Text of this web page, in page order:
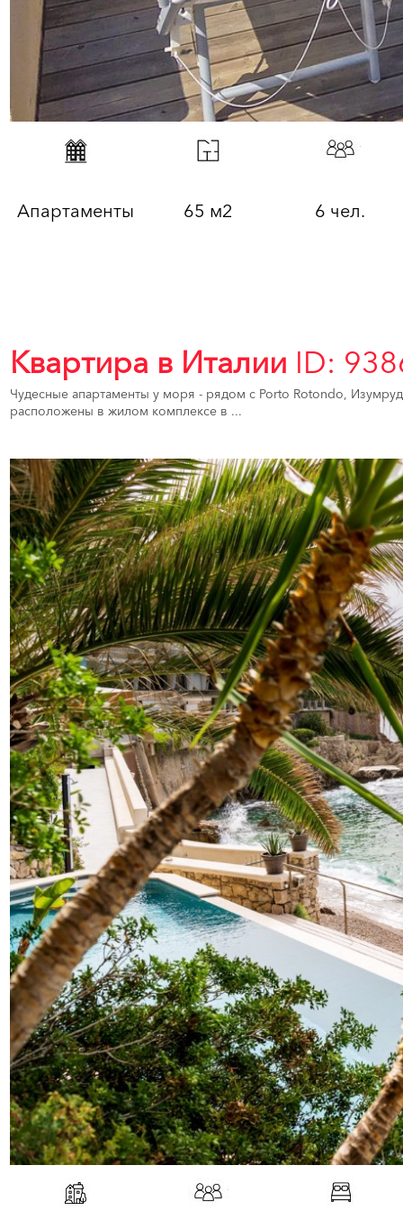
Апартаменты 65 м2 6 чел.
Квартира в Италии ID:
Чудесные апартаменты у моря - рядом с Porto Rotondo,
расположены в жилом комплексе в ...